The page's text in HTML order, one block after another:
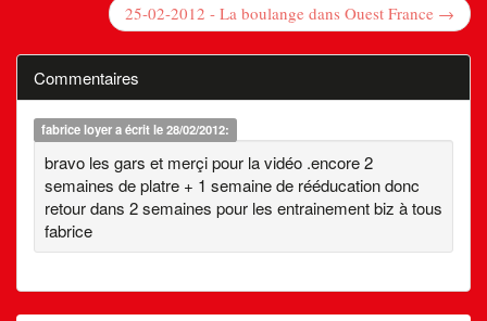
25-02-2012 - La boulange dans Ouest France →
Commentaires
fabrice loyera écrit le 28/02/2012:
bravo les gars et merçi pour la vidéo .encore 2
semaines de platre + 1 semaine de rééducation donc
retour dans 2 semaines pour les entrainement biz à tous
fabrice